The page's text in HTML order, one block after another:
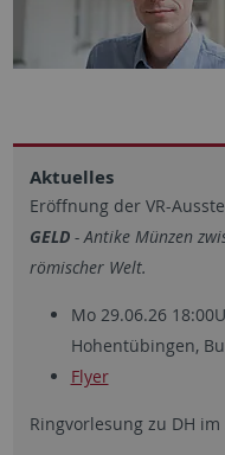
Aktuelles
Eröffnung der VR-
GELD- Antike Münzen
römischer Welt.
Mo 29.06.26
Hohentübingen,
Flyer
Ringvorlesung zu DH im